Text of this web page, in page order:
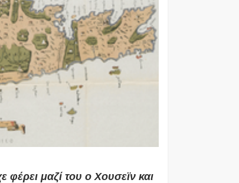
φέρει μαζί του ο Χουσεϊν και